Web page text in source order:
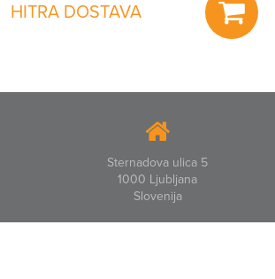
HITRA DOSTAVA
Sternadova ulica 5
1000 Ljubljana
Slovenija